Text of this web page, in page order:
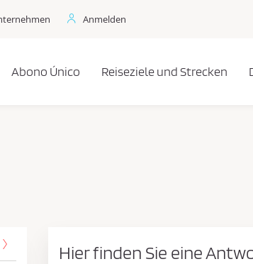
Anmelden
Abono Único Reiseziele und Strecken
Hier finden Sie eine